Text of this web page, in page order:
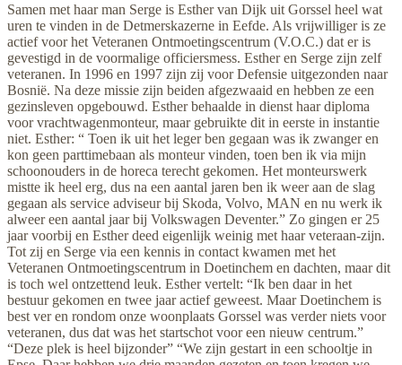
Samen met haar man Serge is Esther van Dijk uit Gorssel heel wat
uren te vinden in de Detmerskazerne in Eefde. Als vrijwilliger is ze
actief voor het Veteranen Ontmoetingscentrum (V.O.C.) dat er is
gevestigd in de voormalige officiersmess. Esther en Serge zijn zelf
veteranen. In 1996 en 1997 zijn zij voor Defensie uitgezonden naar
Bosnië. Na deze missie zijn beiden afgezwaaid en hebben ze een
gezinsleven opgebouwd. Esther behaalde in dienst haar diploma
voor vrachtwagenmonteur, maar gebruikte dit in eerste in instantie
niet. Esther: “ Toen ik uit het leger ben gegaan was ik zwanger en
kon geen parttimebaan als monteur vinden, toen ben ik via mijn
schoonouders in de horeca terecht gekomen. Het monteurswerk
mistte ik heel erg, dus na een aantal jaren ben ik weer aan de slag
gegaan als service adviseur bij Skoda, Volvo, MAN en nu werk ik
alweer een aantal jaar bij Volkswagen Deventer.” Zo gingen er 25
jaar voorbij en Esther deed eigenlijk weinig met haar veteraan-zijn.
Tot zij en Serge via een kennis in contact kwamen met het
Veteranen Ontmoetingscentrum in Doetinchem en dachten, maar dit
is toch wel ontzettend leuk. Esther vertelt: “Ik ben daar in het
bestuur gekomen en twee jaar actief geweest. Maar Doetinchem is
best ver en rondom onze woonplaats Gorssel was verder niets voor
veteranen, dus dat was het startschot voor een nieuw centrum.”
“Deze plek is heel bijzonder” “We zijn gestart in een schooltje in